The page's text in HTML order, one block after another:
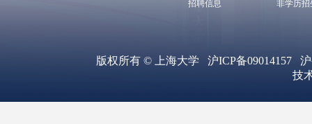
招聘信息
非学历招
版权所有 ©上海大学 沪ICP备09014157
技